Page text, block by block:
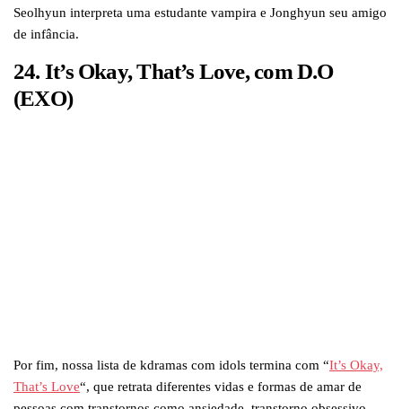
Seolhyun interpreta uma estudante vampira e Jonghyun seu amigo
de infância.
24. It’s Okay, That’s Love, com D.O
(EXO)
Por fim, nossa lista de kdramas com idols termina com “It’s Okay,
That’s Love“, que retrata diferentes vidas e formas de amar de